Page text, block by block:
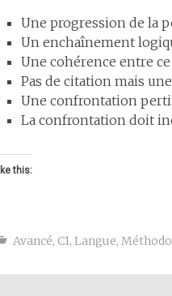
Une progression de la
Un enchaînement
Une cohérence entre
Pas de citation mais
Une confrontation
La confrontation doit
this:
Avancé, C1, Langue,